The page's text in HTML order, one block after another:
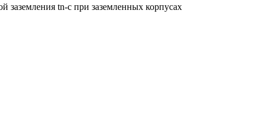
заземления tn-c при заземленных корпусах